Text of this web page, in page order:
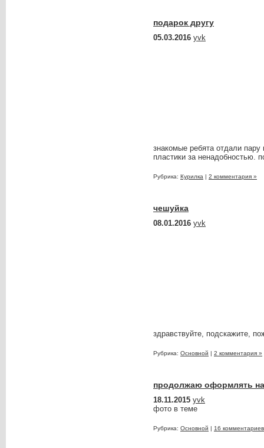
подарок другу
05.03.2016 yvk
знакомые ребята отдали
пластики за ненадобностью.
Рубрика: Курилка | 2 комментария »
чешуйка
08.01.2016 yvk
здравствуйте, подскажите,
Рубрика: Основной | 2 комментария »
продолжаю оформлять
18.11.2015 yvk
фото в теме
Рубрика: Основной | 16